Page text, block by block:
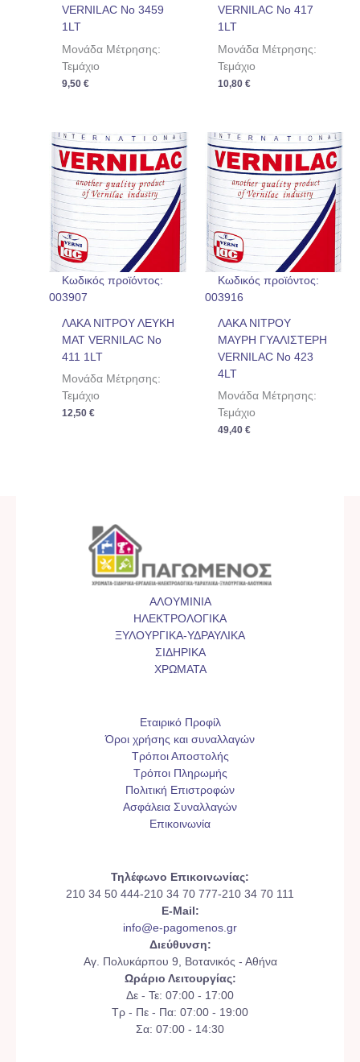
VERNILAC Νο 3459
1LT
Μονάδα Μέτρησης:
Τεμάχιο
9,50€
VERNILAC No 417
1LT
Μονάδα Μέτρησης:
Τεμάχιο
10,80 €
Κωδικός προϊόντος:
003907
ΛΑΚΑ ΝΙΤΡΟΥ ΛΕΥΚΗ
ΜΑΤ VERNILAC No
411 1LT
Μονάδα Μέτρησης:
Τεμάχιο
12,50€
Κωδικός προϊόντος:
003916
ΛΑΚΑ ΝΙΤΡΟΥ
ΜΑΥΡΗ ΓΥΑΛΙΣΤΕΡΗ
VERNILAC No 423
4LT
Μονάδα Μέτρησης:
Τεμάχιο
49,40 €
ΑΛΟΥΜΙΝΙΑ
ΗΛΕΚΤΡΟΛΟΓΙΚΑ
ΞΥΛΟΥΡΓΙΚΑ-ΥΔΡΑΥΛΙΚΑ
ΣΙΔΗΡΙΚΑ
ΧΡΩΜΑΤΑ
Εταιρικό Προφίλ
Όροι χρήσης και συναλλαγών
Τρόποι Αποστολής
Τρόποι Πληρωμής
Πολιτική Επιστροφών
Ασφάλεια Συναλλαγών
Επικοινωνία
Τηλέφωνο Επικοινωνίας:
210 34 50 444-210 34 70 777-210 34 70 111
E-Mail:
info@e-pagomenos.gr
Διεύθυνση:
Αγ. Πολυκάρπου 9, Βοτανικός - Αθήνα
Ωράριο Λειτουργίας:
Δε - Τε: 07:00 - 17:00
Τρ - Πε - Πα: 07:00 - 19:00
Σα: 07:00 - 14:30